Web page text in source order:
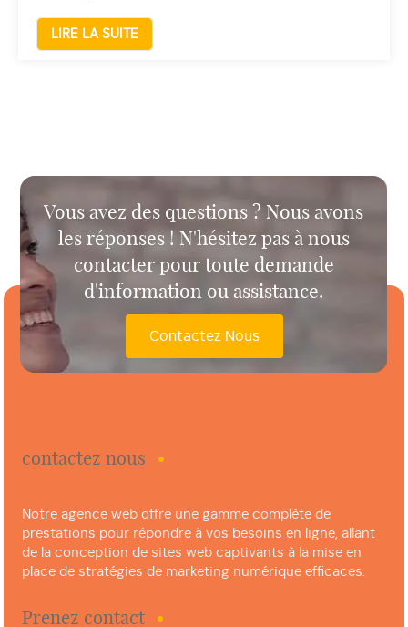
LIRE LA SUITE
Vous avez des questions ? Nous avons
les réponses ! N'hésitez pas à nous
contacter pour toute demande
d'information ou assistance.
Contactez Nous
contactez nous
Notre agence web offre une gamme complète de
prestations pour répondre à vos besoins en ligne, allant
de la conception de sites web captivants à la mise en
place de stratégies de marketing numérique efficaces.
Prenez contact